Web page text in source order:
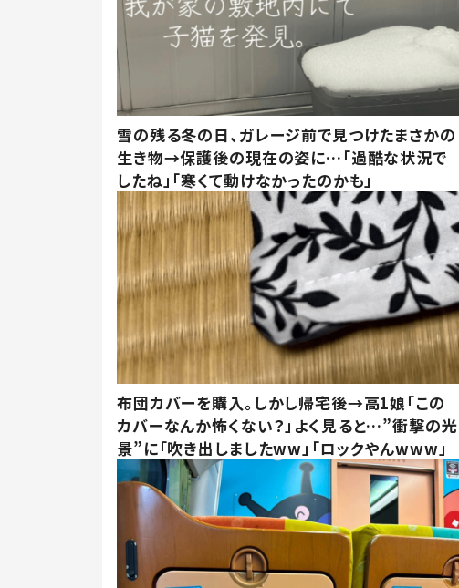
雪の残る冬の日、ガレージ前で見つけたまさかの
生き物→保護後の現在の姿に…「過酷な状況で
したね」「寒くて動けなかったのかも」
布団カバーを購入。しかし帰宅後→高1娘「この
カバーなんか怖くない？」よく見ると…”衝撃の光
景”に「吹き出しましたww」「ロックやんwww」